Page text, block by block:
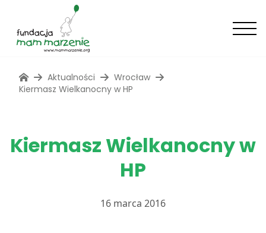
Aktualności
Wrocław
Kiermasz Wielkanocny w HP
Kiermasz Wielkanocny w
HP
16 marca 2016